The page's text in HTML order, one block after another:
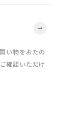
い物をおたの
確認いただけ